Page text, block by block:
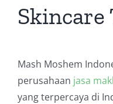
Skincare
Mash Moshem
perusahaan jasa
yang terpercaya di